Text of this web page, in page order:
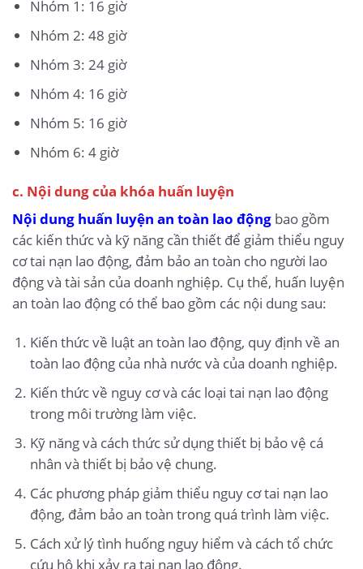
Nhóm 1: 16 giờ
Nhóm 2: 48 giờ
Nhóm 3: 24 giờ
Nhóm 4: 16 giờ
Nhóm 5: 16 giờ
Nhóm 6: 4 giờ
c. Nội dung của khóa huấn luyện
Nội dung huấn luyện an toàn lao động bao gồm
các kiến thức và kỹ năng cần thiết để giảm thiểu nguy
cơ tai nạn lao động, đảm bảo an toàn cho người lao
động và tài sản của doanh nghiệp. Cụ thể, huấn luyện
an toàn lao động có thể bao gồm các nội dung sau:
Kiến thức về luật an toàn lao động, quy định về an
toàn lao động của nhà nước và của doanh nghiệp.
Kiến thức về nguy cơ và các loại tai nạn lao động
trong môi trường làm việc.
Kỹ năng và cách thức sử dụng thiết bị bảo vệ cá
nhân và thiết bị bảo vệ chung.
Các phương pháp giảm thiểu nguy cơ tai nạn lao
động, đảm bảo an toàn trong quá trình làm việc.
Cách xử lý tình huống nguy hiểm và cách tổ chức
cứu hộ khi xảy ra tai nạn lao động.